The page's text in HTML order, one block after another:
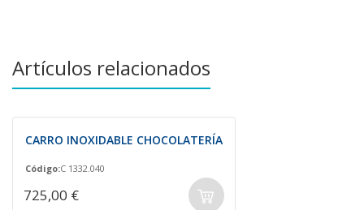
Artículos relacionados
CARRO INOXIDABLE CHOCOLATERÍA
Código:C 1332.040
725,00 €